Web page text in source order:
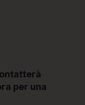
per una